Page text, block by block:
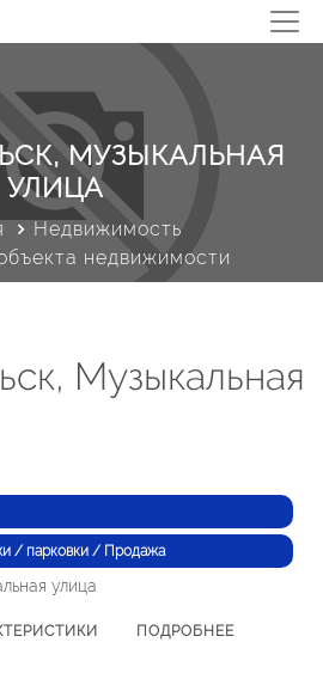
МУЗЫКАЛЬНАЯ
УЛИЦА
Недвижимость
недвижимости
Музыкальная
/ парковки / Продажа
улица
ПОДРОБНЕЕ